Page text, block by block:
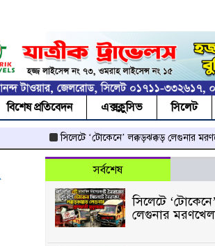
বিশেষ প্রতিবেদন এক্সক্লুসিভ সিলেট
সিলেটে ‘টোকেনে’ লক্কড়ঝক্কড় লেগুনার
সর্বশেষ
সিলেটে
লেগুনার